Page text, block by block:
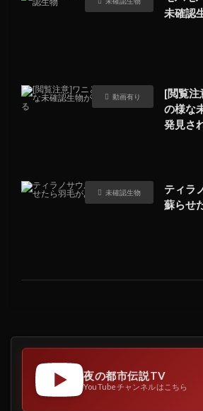
未確認
動画有り
[閲覧注
の様な
発見さ
未確認生物
ティラ
蘇らせ
夜の都市伝説TV
YouTubeチャンネルはこちら